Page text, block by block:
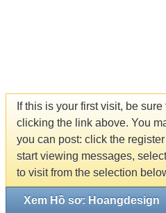
If this is your first visit, be
clicking the link above. You
you can post: click the
start viewing messages,
to visit from the selection
Xem Hồ sơ: Hoangdesign